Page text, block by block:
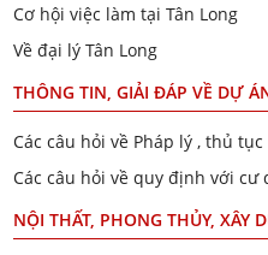
Cơ hội việc làm tại Tân Long
Về đại lý Tân Long
THÔNG TIN, GIẢI ĐÁP VỀ DỰ
Các câu hỏi về Pháp lý , thủ
Các câu hỏi về quy định với cư
NỘI THẤT, PHONG THỦY, XÂY